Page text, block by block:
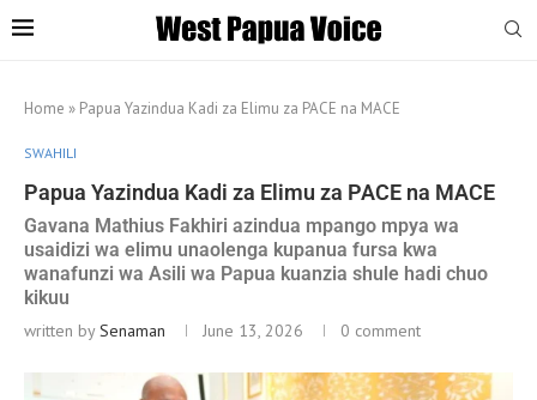
Home » Papua Yazindua Kadi za Elimu za PACE na MACE
SWAHILI
Papua Yazindua Kadi za Elimu za PACE na MACE
Gavana Mathius Fakhiri azindua mpango mpya wa
usaidizi wa elimu unaolenga kupanua fursa kwa
wanafunzi wa Asili wa Papua kuanzia shule hadi chuo
kikuu
written bySenaman June 13, 2026 0 comment